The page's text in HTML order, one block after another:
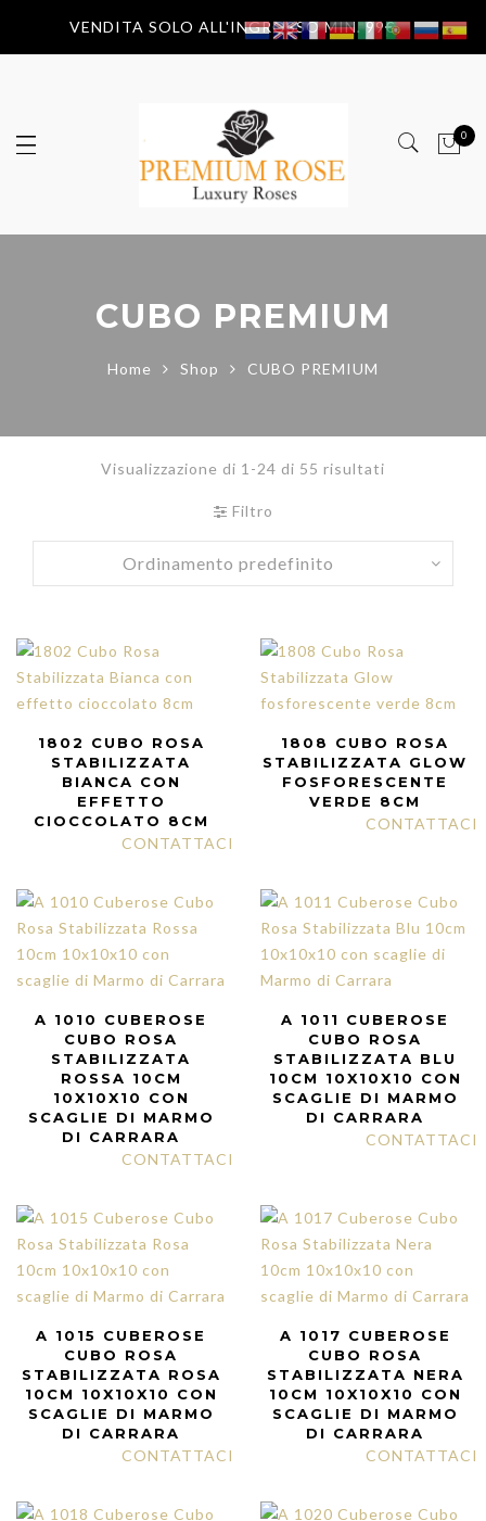
VENDITA SOLO ALL'INGROSSO MIN. 99€
0
CUBO PREMIUM
Home Shop CUBO PREMIUM
Visualizzazione di 1-24 di 55 risultati
Filtro
1802 CUBO ROSA
STABILIZZATA
BIANCA CON
EFFETTO
CIOCCOLATO 8CM
CONTATTACI
1808 CUBO ROSA
STABILIZZATA GLOW
FOSFORESCENTE
VERDE 8CM
CONTATTACI
A 1010 CUBEROSE
CUBO ROSA
STABILIZZATA
ROSSA 10CM
10X10X10 CON
SCAGLIE DI MARMO
DI CARRARA
CONTATTACI
A 1011 CUBEROSE
CUBO ROSA
STABILIZZATA BLU
10CM 10X10X10 CON
SCAGLIE DI MARMO
DI CARRARA
CONTATTACI
A 1015 CUBEROSE
CUBO ROSA
STABILIZZATA ROSA
10CM 10X10X10 CON
SCAGLIE DI MARMO
DI CARRARA
CONTATTACI
A 1017 CUBEROSE
CUBO ROSA
STABILIZZATA NERA
10CM 10X10X10 CON
SCAGLIE DI MARMO
DI CARRARA
CONTATTACI